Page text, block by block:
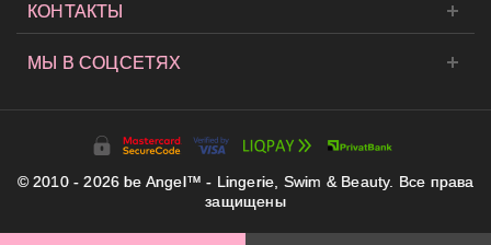
КОНТАКТЫ
МЫ В СОЦСЕТЯХ
© 2010 - 2026 be Angel™ - Lingerie, Swim & Beauty. Все права
защищены